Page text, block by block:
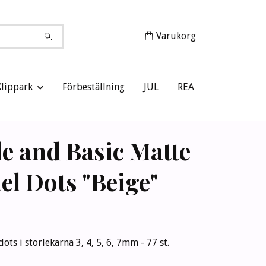
Varukorg
Förbeställning JUL
REA
and Basic Matte
Dots "Beige"
i storlekarna 3, 4, 5, 6, 7mm - 77 st.